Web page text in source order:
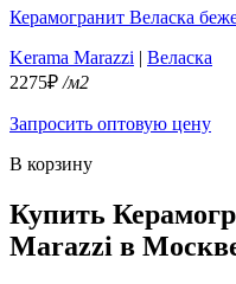
Керамогранит Веласка
Kerama Marazzi | Веласка
2275₽ /м2
Запросить оптовую цену
В корзину
Купить
Marazzi в